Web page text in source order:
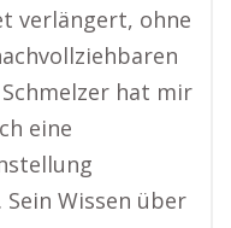
verlängert, ohne
hat mir
eine
Wissen über